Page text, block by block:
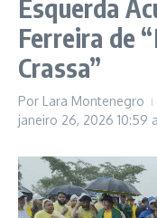
Esquerda
Ferreira de
Crassa”
Por Lara Montenegro
janeiro 26, 2026 10:59